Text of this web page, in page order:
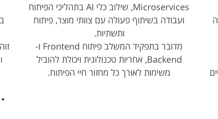
Microservices, שילוב כלי AI בתהליכי הפיתוח
ועבודה בשיתוף פעולה עם צוותי מוצר, פיתוח
ותשתיות.
מדובר בתפקיד המשלב פיתוח Frontend ו-
Backend, אחריות טכנולוגית ויכולת להוביל
משימות לאורך כל מחזור חיי הפיתוח.